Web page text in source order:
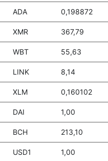
ADA 0,198872
XMR 367,79
WBT 55,63
LINK 8,14
XLM 0,160102
DAI 1,00
BCH 213,10
USD1 1,00